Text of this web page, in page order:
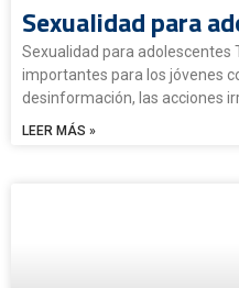
Sexualidad para
Sexualidad para adolescentes
importantes para los jóvenes
desinformación, las acciones
LEER MÁS »